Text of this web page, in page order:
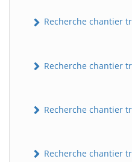
Recherche chantier
Recherche chantier
Recherche chantier
Recherche chantier